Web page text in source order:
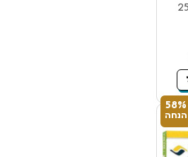
50
58%
הנחה